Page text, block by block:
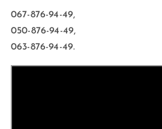
067-876-94-49,
050-876-94-49,
063-876-94-49.